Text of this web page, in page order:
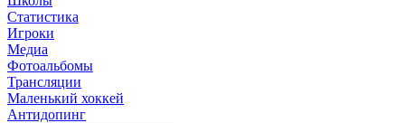
Статистика
Игроки
Медиа
Фотоальбомы
Трансляции
Маленький хоккей
Антидопинг